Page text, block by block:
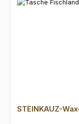
STEINKAUZ-